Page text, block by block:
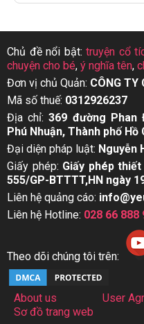
Chủ đề nổi bật:truyện cổ
chuyện cho bé, ý nghĩa tên,
Đơn vị chủ Quản: CÔNG TY
Mã số thuế: 0312926237
Địa chỉ:369 đường Phan
Phú Nhuận, Thành phố Hồ
Đại diện pháp luật: Nguyễn
Giấy phép: Giấy phép
555/GP-BTTTT,HN ngày
Liên hệ quảng cáo:
Liên hệ Hotline: 028 66 888
Theo dõi chúng tôi trên:
About us User
Sơ đồ trang web